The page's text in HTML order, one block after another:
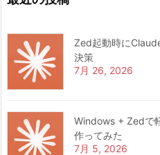
Zed起動時に
決策
7月 26, 2026
Windows + Zedで
作ってみた
7月 5, 2026